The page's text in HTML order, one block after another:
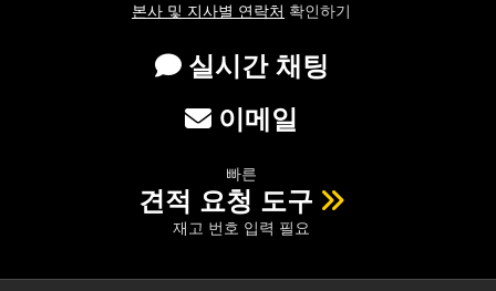
본사 및 지사별 연락처 확인하기
실시간 채팅
이메일
빠른
견적 요청 도구
재고 번호 입력 필요